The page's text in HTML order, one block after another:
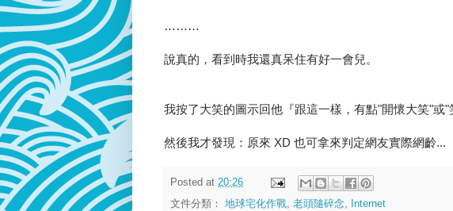
………
說真的，看到時我還真呆住有好一會兒。
我按了大笑的圖示回他『跟這一樣，有點"開懷大笑"或"
然後我才發現：原來 XD 也可拿來判定網友實際網齡...
Posted at 20:26
文件分類： 地球宅化作戰, 老頭隨碎念, Internet